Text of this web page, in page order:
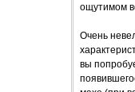
ощутимом
Очень
вы